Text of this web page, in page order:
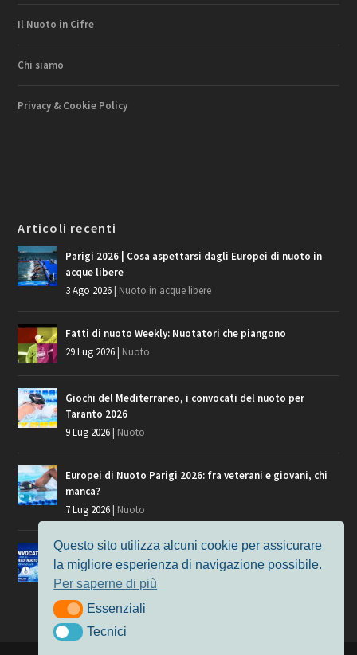
Il Nuoto in Cifre
Chi siamo
Privacy & Cookie Policy
Articoli recenti
Parigi 2026 | Cosa aspettarsi dagli Europei di nuoto in
acque libere
3 Ago 2026| Nuoto in acque libere
Fatti di nuoto Weekly: Nuotatori che piangono
29 Lug 2026| Nuoto
Giochi del Mediterraneo, i convocati del nuoto per
Taranto 2026
9 Lug 2026| Nuoto
Europei di Nuoto Parigi 2026: fra veterani e giovani, chi
manca?
7 Lug 2026| Nuoto
Europei di Nuoto, i convocati per Parigi 2026
3 Lug 2026|Nuoto
Questo sito utilizza alcuni cookie per assicurare
la migliore esperienza di navigazione possibile.
Per saperne di più
EssenzialiEssenziali
TecniciTecnici